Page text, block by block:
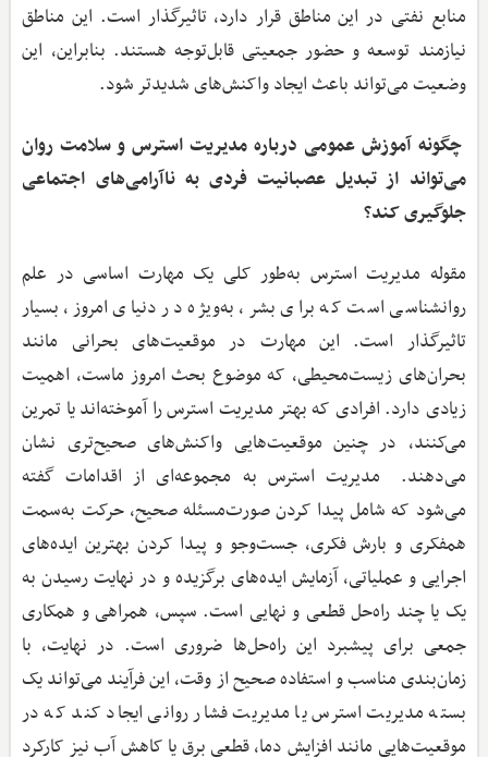
منابع نفتی در این مناطق قرار دارد، تاثیرگذار است. این مناطق
نیازمند توسعه و حضور جمعیتی قابل‌توجه هستند. بنابراین، این
وضعیت می‌تواند باعث ایجاد واکنش‌های شدیدتر شود.
چگونه آموزش عمومی درباره مدیریت استرس و سلامت روان
می‌تواند از تبدیل عصبانیت فردی به ناآرامی‌های اجتماعی
جلوگیری کند؟
مقوله مدیریت استرس به‌طور کلی یک مهارت اساسی در علم
روانشناسی است که برای بشر، به‌ویژه در دنیای امروز، بسیار
تاثیرگذار است. این مهارت در موقعیت‌های بحرانی مانند
بحران‌های زیست‌محیطی، که موضوع بحث امروز ماست، اهمیت
زیادی دارد. افرادی که بهتر مدیریت استرس را آموخته‌اند یا تمرین
می‌کنند، در چنین موقعیت‌هایی واکنش‌های صحیح‌تری نشان
می‌دهند. مدیریت استرس به مجموعه‌ای از اقدامات گفته
می‌شود که شامل پیدا کردن صورت‌مسئله صحیح، حرکت به‌سمت
همفکری و بارش فکری، جست‌وجو و پیدا کردن بهترین ایده‌های
اجرایی و عملیاتی، آزمایش ایده‌های برگزیده و در نهایت رسیدن به
یک یا چند راه‌حل قطعی و نهایی است. سپس، همراهی و همکاری
جمعی برای پیشبرد این راه‌حل‌ها ضروری است. در نهایت، با
زمان‌بندی مناسب و استفاده صحیح از وقت، این فرآیند می‌تواند یک
بسته مدیریت استرس یا مدیریت فشار روانی ایجاد کند که در
موقعیت‌هایی مانند افزایش دما، قطعی برق یا کاهش آب نیز کارکرد